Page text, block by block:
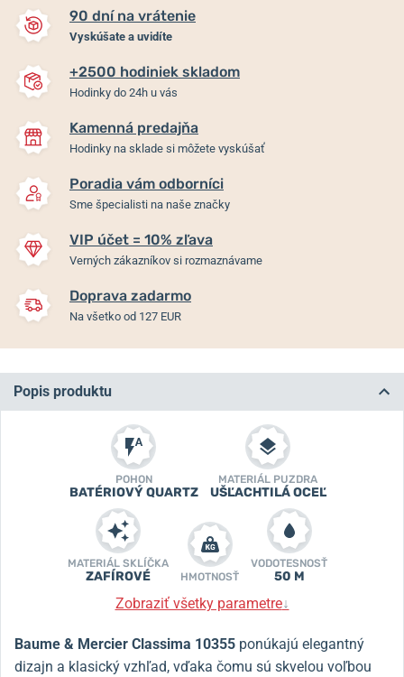
90 dní na vrátenie
Vyskúšate a uvidíte
+2500 hodiniek skladom
Hodinky do 24h u vás
Kamenná predajňa
Hodinky na sklade si môžete vyskúšať
Poradia vám odborníci
Sme špecialisti na naše značky
VIP účet = 10% zľava
Verných zákazníkov si rozmaznávame
Doprava zadarmo
Na všetko od 127 EUR
Popis produktu
POHON
BATÉRIOVÝ QUARTZ
MATERIÁL PUZDRA
UŠĽACHTILÁ OCEĽ
MATERIÁL SKLÍČKA
ZAFÍROVÉ HMOTNOSŤ
VODOTESNOSŤ
50 M
Zobraziť všetky parametre↓
Baume & Mercier Classima 10355 ponúkajú elegantný
dizajn a klasický vzhľad, vďaka čomu sú skvelou voľbou